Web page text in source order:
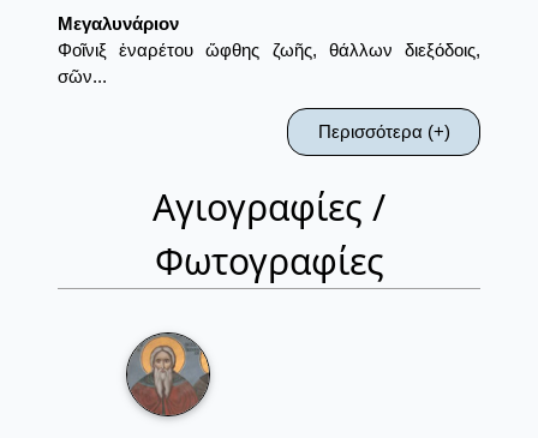
Μεγαλυνάριον
Φοῖνιξ ἐναρέτου ὤφθης ζωῆς, θάλλων διεξόδοις,
σῶν...
Περισσότερα (+)
Αγιογραφίες /
Φωτογραφίες